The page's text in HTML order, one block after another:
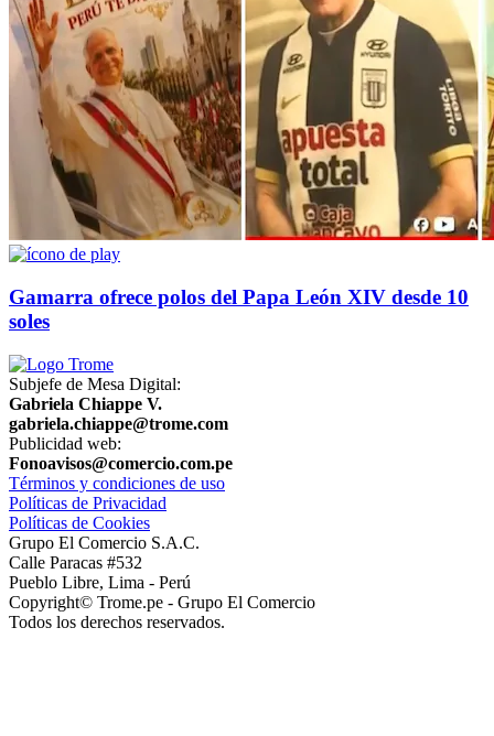
Gamarra ofrece polos del Papa León XIV desde 10
soles
Subjefe de Mesa Digital:
Gabriela Chiappe V.
gabriela.chiappe@trome.com
Publicidad web:
Fonoavisos@comercio.com.pe
Términos y condiciones de uso
Políticas de Privacidad
Políticas de Cookies
Grupo El Comercio S.A.C.
Calle Paracas #532
Pueblo Libre, Lima - Perú
Copyright© Trome.pe - Grupo El Comercio
Todos los derechos reservados.